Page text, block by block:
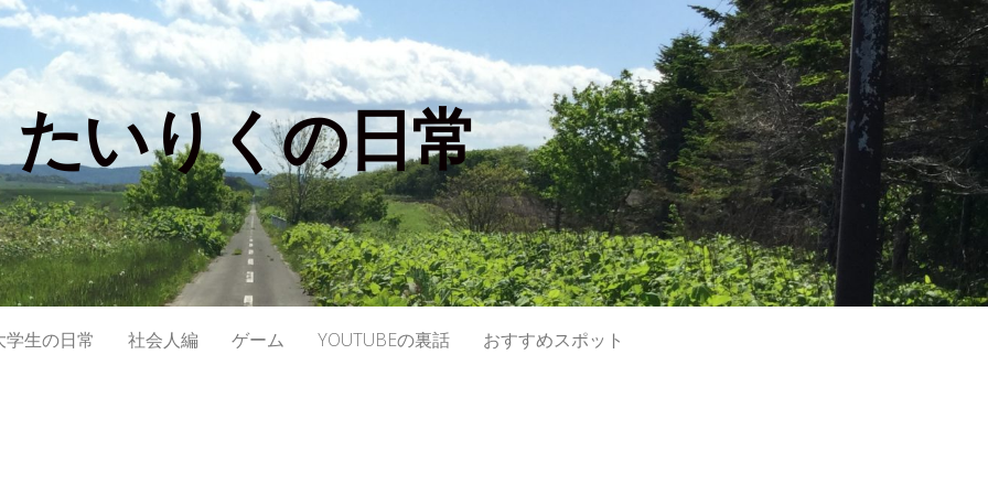
たいりくの日常
学生の日常 社会人編 ゲーム YOUTUBEの裏話 おすすめスポット